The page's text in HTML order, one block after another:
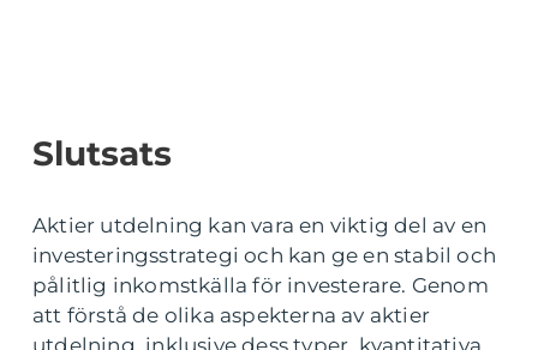
Slutsats
Aktier utdelning kan vara en viktig del av en
investeringsstrategi och kan ge en stabil och
pålitlig inkomstkälla för investerare. Genom
att förstå de olika aspekterna av aktier